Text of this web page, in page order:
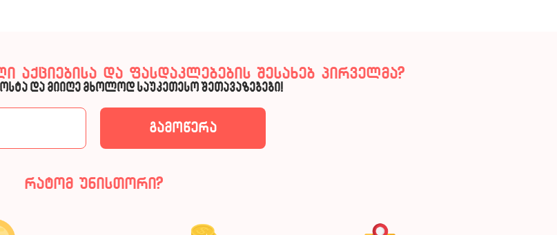
აქციებისა და ფასდაკლებების შესახებ პირველმა?
და მიიღე მხოლოდ საუკეთესო შეთავაზებები!
რატომ უნისთორი?